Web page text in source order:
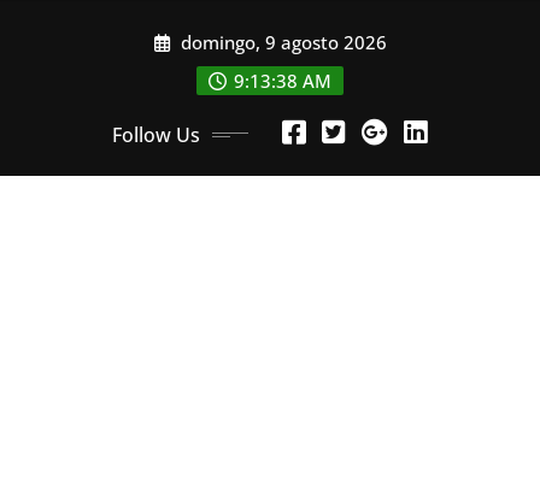
domingo, 9 agosto 2026
9:13:40 AM
Follow Us